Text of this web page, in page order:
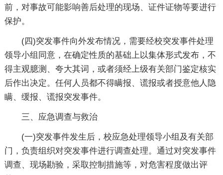
前，对事故可能影响善后处理的现场、证件证物等要进行
保护。
(四)突发事件向外发布情况，需要经校突发事件处理
领导小组同意，在确定性质的基础上以集体形式发布，不
得主观臆测、夸大其词，或者须经上级有关部门鉴定核实
后作出决定。任何人员都不得瞒报、谎报或者授意他人隐
瞒、缓报、谎报突发事件。
三、应急调查与救治
(一)突发事件发生后，校应急处理领导小组及有关部
门，负责组织对突发事件进行调查处理。通过对突发事件
调查、现场勘验，采取控制措施等，对危害程度做出评